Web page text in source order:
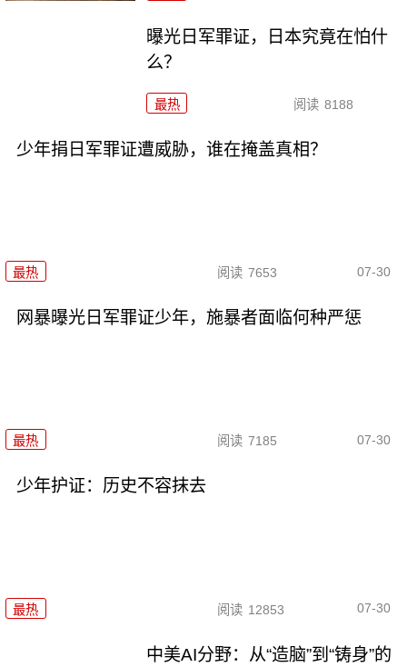
曝光日军罪证，日本究竟在怕什
么？
最热 阅读 8188
少年捐日军罪证遭威胁，谁在掩盖真相？
最热 阅读 7653 07-30
网暴曝光日军罪证少年，施暴者面临何种严惩
最热 阅读 7185 07-30
少年护证：历史不容抹去
最热 阅读 12853 07-30
中美AI分野：从“造脑”到“铸身”的